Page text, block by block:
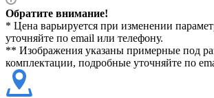
Обратите внимание!
* Цена варьируется при изменении
уточняйте по email или телефону.
** Изображения указаны примерные под
комплектации, подробные уточняйте по